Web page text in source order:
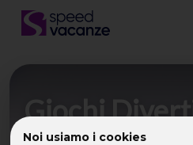
Noi usiamo i cookies
Giochi